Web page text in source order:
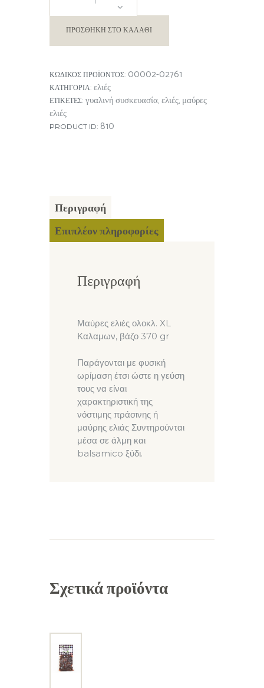
ΚΑΛΑΜΩΝ
ΠΡΟΣΘΉΚΗ ΣΤΟ ΚΑΛΆΘΙ
ΚΩΔΙΚΌΣ ΠΡΟΪΌΝΤΟΣ: 00002-02761
ΚΑΤΗΓΟΡΊΑ: ελιές
ΕΤΙΚΈΤΕΣ: γυαλινή συσκευασία, ελιές, μαύρες
ελιές
PRODUCT ID: 810
Περιγραφή
Επιπλέον πληροφορίες
Περιγραφή
Μαύρες ελιές ολοκλ. XL
Καλαμων, βάζο 370 gr
Παράγονται με φυσική
ωρίμαση έτσι ώστε η γεύση
τους να είναι
χαρακτηριστική της
νόστιμης πράσινης ή
μαύρης ελιάς Συντηρούνται
μέσα σε άλμη και
balsamico ξύδι.
Σχετικά προϊόντα